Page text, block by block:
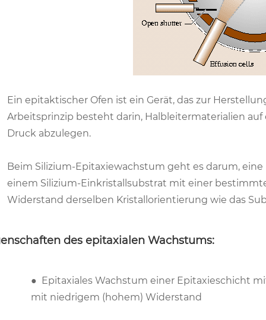
Ein epitaktischer Ofen ist ein Gerät, das zur
Arbeitsprinzip besteht darin, Halbleitermaterialien
Druck abzulegen.
Beim Silizium-Epitaxiewachstum geht es darum,
einem Silizium-Einkristallsubstrat mit einer
Widerstand derselben Kristallorientierung wie das
des epitaxialen Wachstums:
● Epitaxiales Wachstum einer Epitaxieschicht
mit niedrigem (hohem) Widerstand